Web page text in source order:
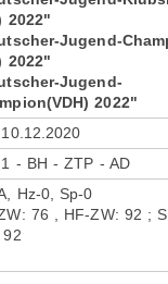
2022"
Jugend-
2022"
Jugend-
2022"
1 - BH - ZTP - AD
Hz-0, Sp-0
76 , HF-ZW: 92 ;
92